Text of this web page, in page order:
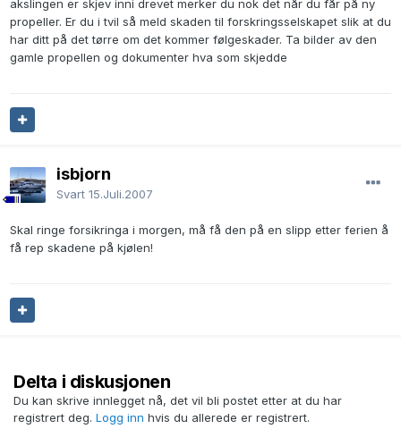
akslingen er skjev inni drevet merker du nok det når du får på ny
propeller. Er du i tvil så meld skaden til forskringsselskapet slik at du
har ditt på det tørre om det kommer følgeskader. Ta bilder av den
gamle propellen og dokumenter hva som skjedde
isbjorn
Svart 15.Juli.2007
Skal ringe forsikringa i morgen, må få den på en slipp etter ferien å
få rep skadene på kjølen!
Delta i diskusjonen
Du kan skrive innlegget nå, det vil bli postet etter at du har
registrert deg. Logg inn hvis du allerede er registrert.